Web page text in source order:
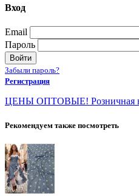
Вход
Email
Пароль
Войти
Забыли пароль?
Регистрация
ЦЕНЫ ОПТОВЫЕ! Розничная
Рекомендуем также посмотреть